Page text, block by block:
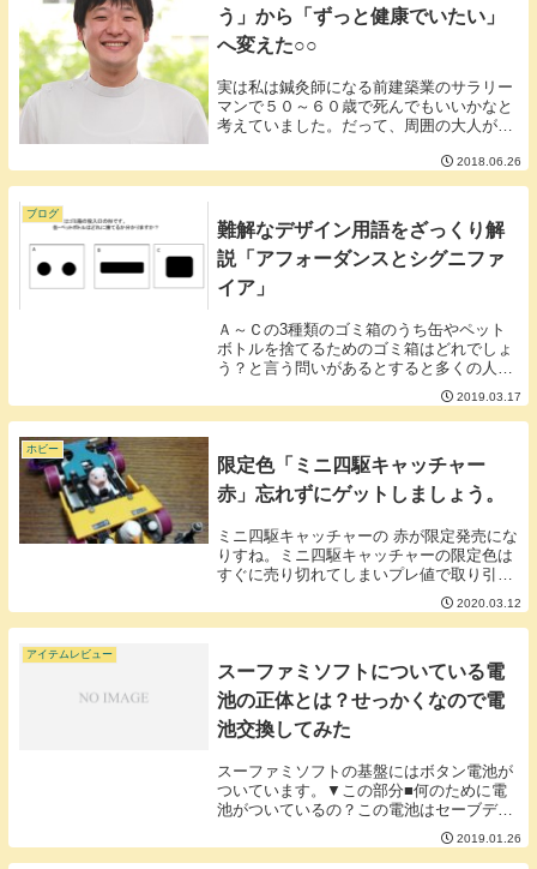
う」から「ずっと健康でいたい」
へ変えた○○
実は私は鍼灸師になる前建築業のサラリー
マンで５０～６０歳で死んでもいいかなと
考えていました。だって、周囲の大人が全
う。会社員は定年が設けられており年金は
貰えないかもしれないと騒がれていてリタ
2018.06.26
ブログ
難解なデザイン用語をざっくり解
説「アフォーダンスとシグニファ
イア」
Ａ～Ｃの3種類のゴミ箱のうち缶やペット
ボトルを捨てるためのゴミ箱はどれでしょ
う？と言う問いがあるとすると多くの人は
丸Ａのゴミ箱と答えるのではないでしょう
か。特に何も考えなくても自然と人が使い
方を理解できることをアフォーダンスとい
2019.03.17
ホビー
限定色「ミニ四駆キャッチャー
赤」忘れずにゲットしましょう。
ミニ四駆キャッチャーの 赤が限定発売にな
りすね。ミニ四駆キャッチャーの限定色は
すぐに売り切れてしまいプレ値で取り引き
される傾向にあるのでこの機会に買ってお
きましょう。■ミニ四駆キャッチャーをパ
ーツとしてアレンジしよう。ミニ四駆キャ
2020.03.12
アイテムレビュー
スーファミソフトについている電
池の正体とは？せっかくなので電
池交換してみた
スーファミソフトの基盤にはボタン電池が
ついています。▼この部分■何のために電
池がついているの？この電池はセーブデー
タをソフト内に保存するための電源として
ついています。CD-RやSDカードなど当時
2019.01.26